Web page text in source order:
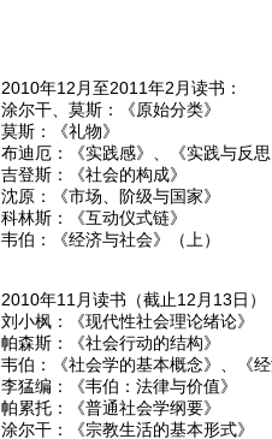
2010年12月至2011年2月读书：
涂尔干、莫斯：《原始分类》
莫斯：《礼物》
布迪厄：《实践感》、《实践与反
吉登斯：《社会的构成》
沈原：《市场、阶级与国家》
科林斯：《互动仪式链》
韦伯：《经济与社会》（上）
2010年11月读书（截止12月13日）
刘小枫：《现代性社会理论绪论》
帕森斯：《社会行动的结构》
韦伯：《社会学的基本概念》、《
李猛编：《韦伯：法律与价值》
帕累托：《普通社会学纲要》
涂尔干：《宗教生活的基本形式》